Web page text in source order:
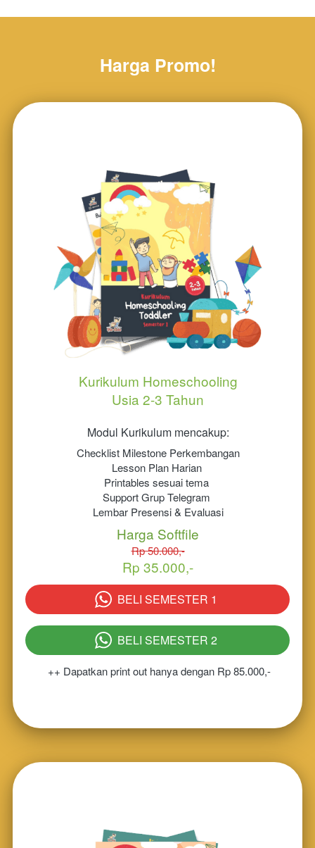
Harga Promo!
Kurikulum Homeschooling
Usia 2-3 Tahun
Modul Kurikulum mencakup:
Checklist Milestone Perkembangan
Lesson Plan Harian
Printables sesuai tema
Support Grup Telegram
Lembar Presensi & Evaluasi
Harga Softfile
Rp 50.000,-
Rp 35.000,-
` BELI SEMESTER 1
` BELI SEMESTER 2
++ Dapatkan print out hanya dengan Rp 85.000,-